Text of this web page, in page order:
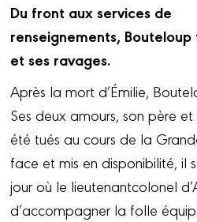
Du front aux services de
renseignements,
et ses ravages.
Après la mort d’Émilie,
Ses deux amours, son père
été tués au cours de la
face et mis en disponibilité, il
jour où le lieutenantcolonel
d’accompagner la folle